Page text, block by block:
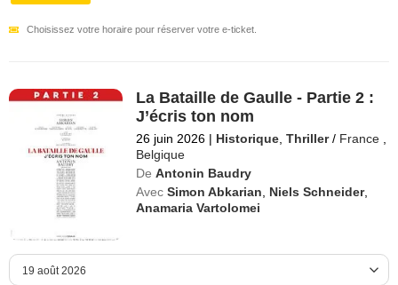
Choisissez votre horaire pour réserver votre e-ticket.
La Bataille de Gaulle - Partie 2 :
J’écris ton nom
26 juin 2026 | Historique ,Thriller / France
Belgique
De Antonin Baudry
Avec Simon Abkarian Niels Schneider,
Anamaria Vartolomei